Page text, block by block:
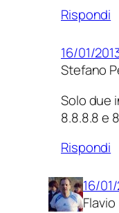
Rispondi
16/01/
Stefano
Solo due
8.8.8.8 e
Rispondi
16/
Flavio